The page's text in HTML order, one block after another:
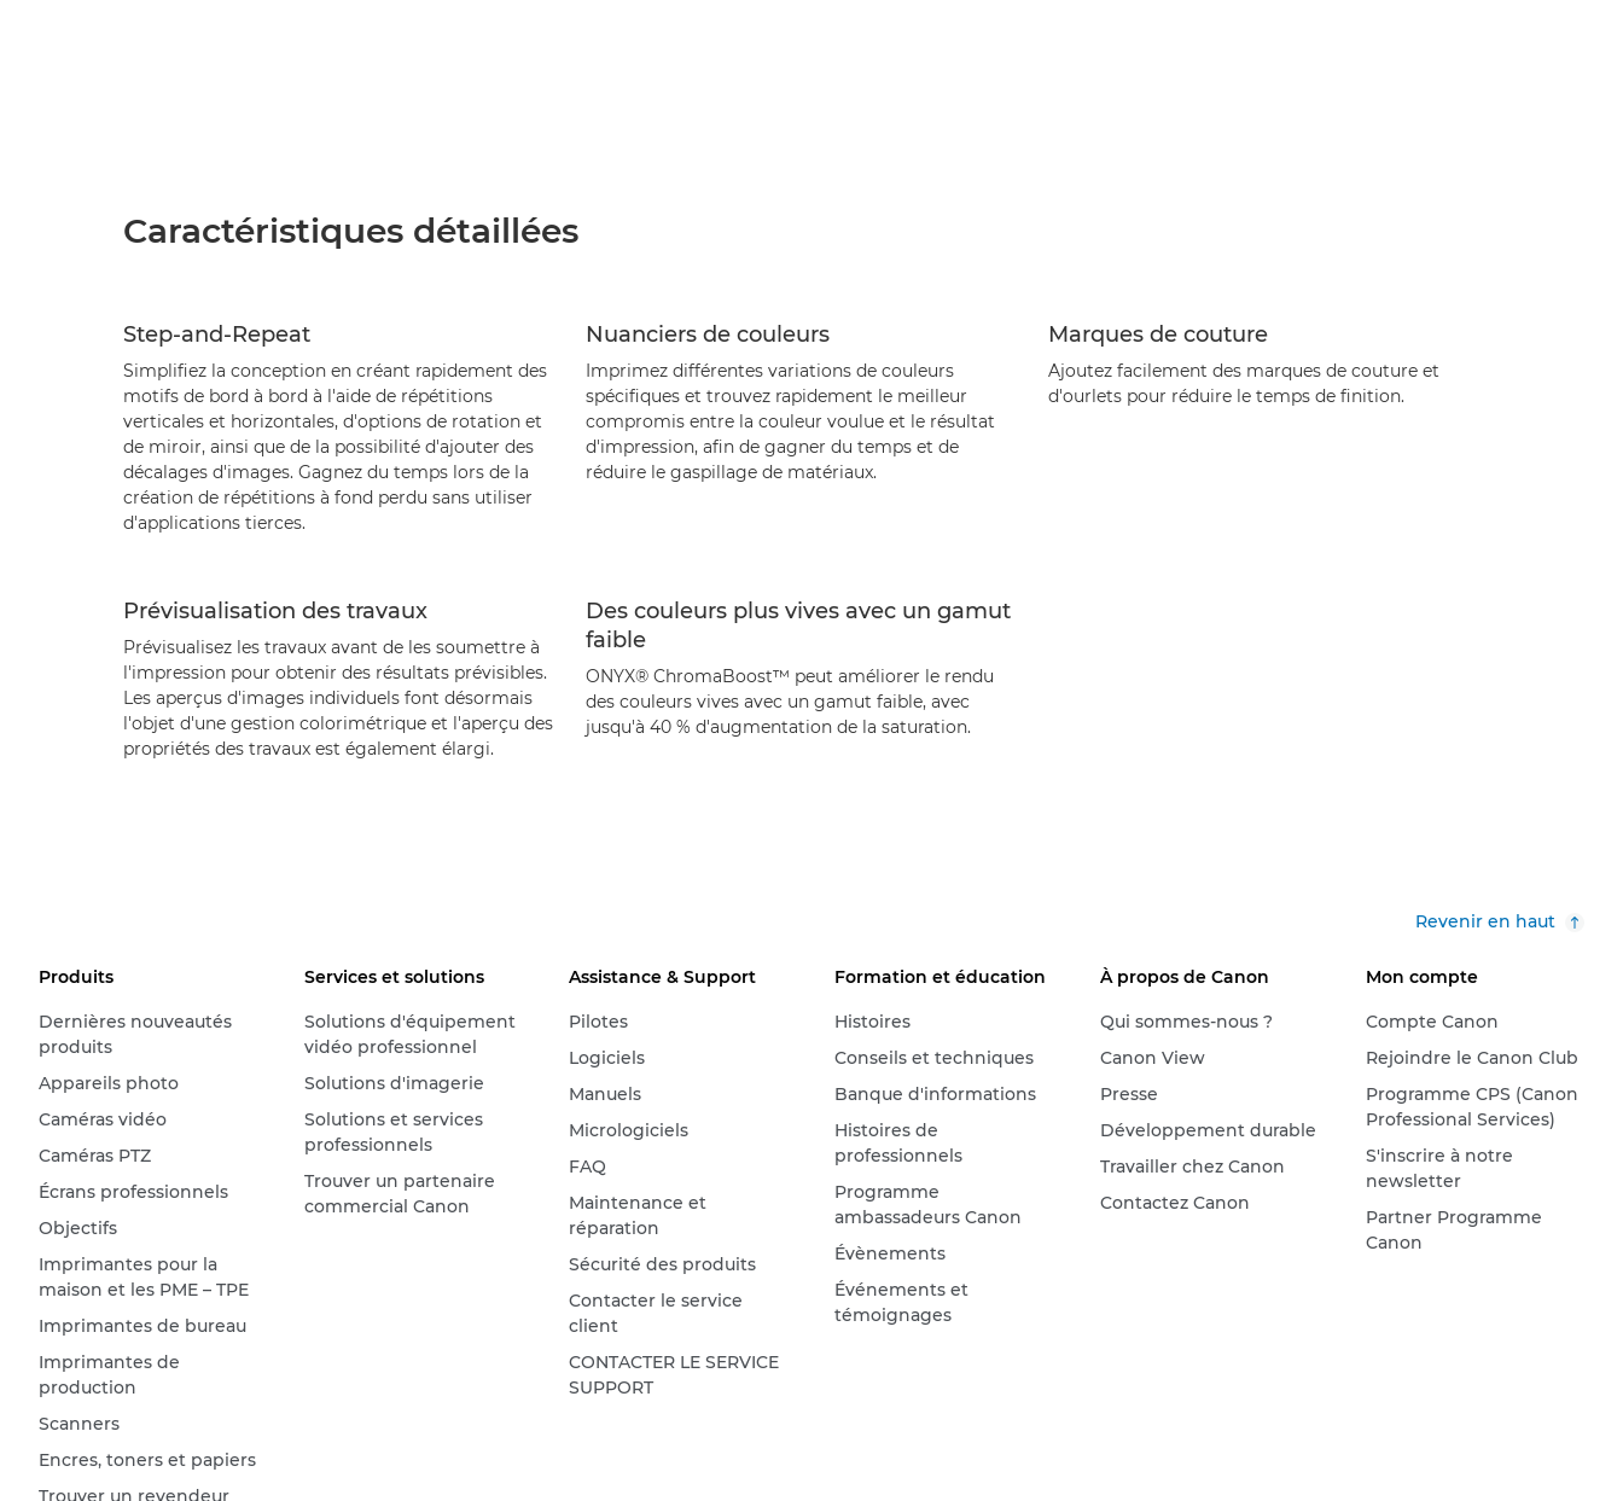
Caractéristiques détaillées
Step-and-Repeat
Simplifiez la conception en créant rapidement des
motifs de bord à bord à l'aide de répétitions
verticales et horizontales, d'options de rotation et
de miroir, ainsi que de la possibilité d'ajouter des
décalages d'images. Gagnez du temps lors de la
création de répétitions à fond perdu sans utiliser
d'applications tierces.
Nuanciers de couleurs
Imprimez différentes variations de couleurs
spécifiques et trouvez rapidement le meilleur
compromis entre la couleur voulue et le résultat
d'impression, afin de gagner du temps et de
réduire le gaspillage de matériaux.
Marques de couture
Ajoutez facilement des marques de couture et
d'ourlets pour réduire le temps de finition.
Prévisualisation des travaux
Prévisualisez les travaux avant de les soumettre à
l'impression pour obtenir des résultats prévisibles.
Les aperçus d'images individuels font désormais
l'objet d'une gestion colorimétrique et l'aperçu des
propriétés des travaux est également élargi.
Des couleurs plus vives avec un gamut
faible
ONYX® ChromaBoost™ peut améliorer le rendu
des couleurs vives avec un gamut faible, avec
jusqu'à 40 % d'augmentation de la saturation.
Revenir en haut
Produits
Dernières nouveautés
produits
Appareils photo
Caméras vidéo
Caméras PTZ
Écrans professionnels
Objectifs
Imprimantes pour la
maison et les PME – TPE
Imprimantes de bureau
Imprimantes de
production
Scanners
Encres, toners et papiers
Trouver un revendeur
Services et solutions
Solutions d'équipement
vidéo professionnel
Solutions d'imagerie
Solutions et services
professionnels
Trouver un partenaire
commercial Canon
Assistance & Support
Pilotes
Logiciels
Manuels
Micrologiciels
FAQ
Maintenance et
réparation
Sécurité des produits
Contacter le service
client
CONTACTER LE SERVICE
SUPPORT
Formation et éducation
Histoires
Conseils et techniques
Banque d'informations
Histoires de
professionnels
Programme
ambassadeurs Canon
Évènements
Événements et
témoignages
À propos de Canon
Qui sommes-nous ?
Canon View
Presse
Développement durable
Travailler chez Canon
Contactez Canon
Mon compte
Compte Canon
Rejoindre le Canon Club
Programme CPS (Canon
Professional Services)
S'inscrire à notre
newsletter
Partner Programme
Canon